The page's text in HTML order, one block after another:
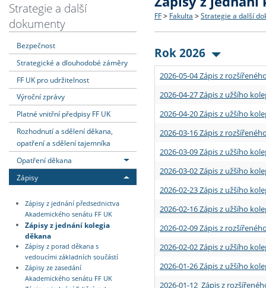
Dozvědět se více
Struktura a historie
Strategie a další
Podpora a benefity pro
Absolventi fakulty
Podat přihlášku
Co studovat a jak se
Učitelské studijní
Informace k průběhu
Dozvědět se více
Bakalářské a magisterské
Doktorské studium
Rigorózní řízení
Dozvědět se více
O vědě a výzkumu na FF
Akademické kvalifikace
Granty a projekty
Dozvědět se více
Aktuální nabídky a
Vyjíždějící studenti
Přijíždějící studenti
Vyjíždějící zaměstnanci
Strategie a další
dokumenty
Bezpečnost
Strategické a dlouhodobé záměry
FF UK pro udržitelnost
Výroční zprávy
Platné vnitřní předpisy FF UK
Rozhodnutí a sdělení děkana,
opatření a sdělení tajemníka
Opatření děkana
Zápisy
Zápisy z jednání předsednictva
Akademického senátu FF UK
Zápisy z jednání kolegia
děkana
Zápisy z porad děkana s
vedoucími základních součástí
Zápisy ze zasedání
Akademického senátu FF UK
FF > Fakulta > Strategie a další
Rok 2026
2026-05-04 Zápis z
2026-04-27 Zápis z užšího
2026-04-20 Zápis z užšího
2026-03-16 Zápis z
2026-03-09 Zápis z užšího
2026-03-02 Zápis z užšího
2026-02-23 Zápis z užšího
2026-02-16 Zápis z užšího
2026-02-09 Zápis z
2026-02-02 Zápis z užšího
2026-01-26 Zápis z užšího
2026-01-12 Zápis z